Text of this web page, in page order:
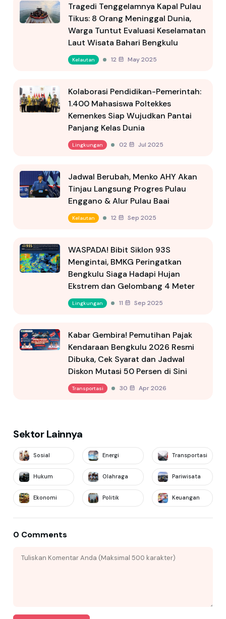
Tragedi Tenggelamnya Kapal Pulau
Tikus: 8 Orang Meninggal Dunia,
Warga Tuntut Evaluasi Keselamatan
Laut Wisata Bahari Bengkulu
Kelautan 12 May 2025
Kolaborasi Pendidikan-Pemerintah:
1.400 Mahasiswa Poltekkes
Kemenkes Siap Wujudkan Pantai
Panjang Kelas Dunia
Lingkungan 02 Jul 2025
Jadwal Berubah, Menko AHY Akan
Tinjau Langsung Progres Pulau
Enggano & Alur Pulau Baai
Kelautan 12 Sep 2025
WASPADA! Bibit Siklon 93S
Mengintai, BMKG Peringatkan
Bengkulu Siaga Hadapi Hujan
Ekstrem dan Gelombang 4 Meter
Lingkungan 11 Sep 2025
Kabar Gembira! Pemutihan Pajak
Kendaraan Bengkulu 2026 Resmi
Dibuka, Cek Syarat dan Jadwal
Diskon Mutasi 50 Persen di Sini
Transportasi 30 Apr 2026
Sektor Lainnya
Sosial Energi Transportasi
Hukum Olahraga Pariwisata
Ekonomi Politik Keuangan
0 Comments